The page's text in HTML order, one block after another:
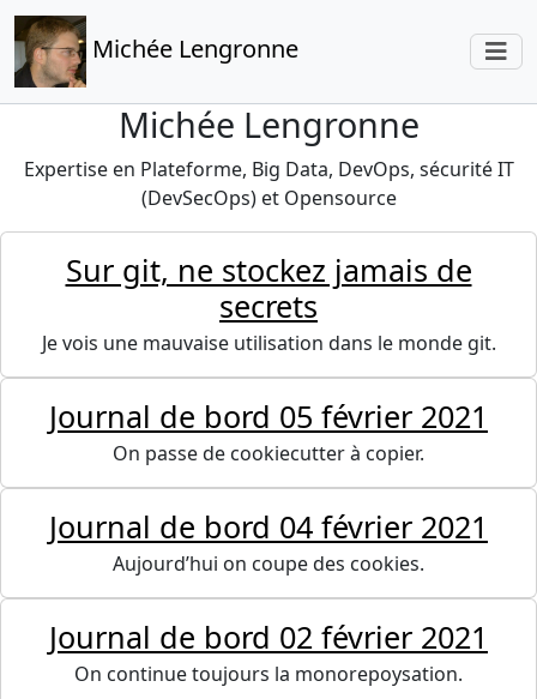
Michée Lengronne
Michée Lengronne
Expertise en Plateforme, Big Data, DevOps, sécurité IT
(DevSecOps) et Opensource
Sur git, ne stockez jamais de
secrets
Je vois une mauvaise utilisation dans le monde git.
Journal de bord 05 février 2021
On passe de cookiecutter à copier.
Journal de bord 04 février 2021
Aujourd’hui on coupe des cookies.
Journal de bord 02 février 2021
On continue toujours la monorepoysation.